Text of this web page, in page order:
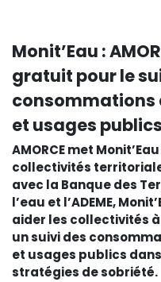
Monit’Eau :
gratuit pour le
consommations
et usages publics
AMORCE met
collectivités
avec la Banque des
l’eau et l’ADEME,
aider les collectivités
un suivi des
et usages publics
stratégies de sobriété.